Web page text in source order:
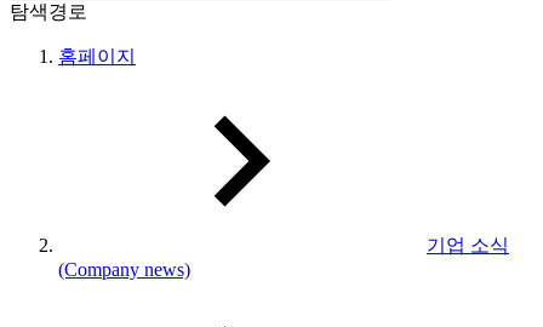
탐색경로
홈페이지
기업 소식
(Company news)